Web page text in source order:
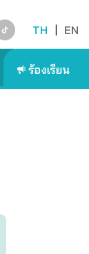
TH | EN